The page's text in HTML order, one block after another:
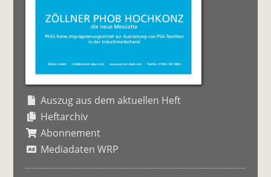
Auszug aus dem aktuellen Heft
Heftarchiv
Abonnement
Mediadaten WRP